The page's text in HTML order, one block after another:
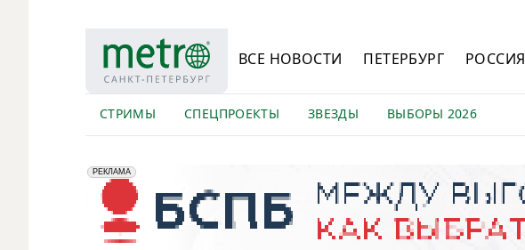
ВСЕ НОВОСТИ ПЕТЕРБУРГ РОССИЯ
СТРИМЫ СПЕЦПРОЕКТЫ ЗВЕЗДЫ ВЫБОРЫ 2026
erid: 2VfnxyFybV5
РЕКЛАМА
ПАО "Банк "Санкт-Петербург", ИНН: 7831000027